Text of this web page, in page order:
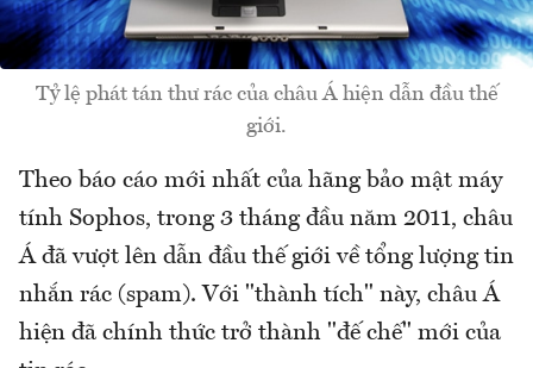
Tỷ lệ phát tán thư rác của châu Á hiện dẫn đầu thế
giới.
Theo báo cáo mới nhất của hãng bảo mật máy
tính Sophos, trong 3 tháng đầu năm 2011, châu
Á đã vượt lên dẫn đầu thế giới về tổng lượng tin
nhắn rác (spam). Với "thành tích" này, châu Á
hiện đã chính thức trở thành "đế chế" mới của